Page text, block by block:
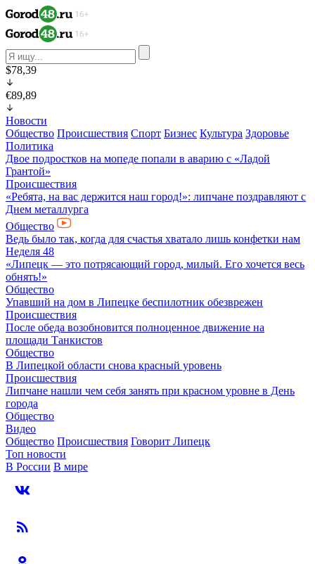
$78,39
€89,89
Новости
Общество Происшествия Спорт Бизнес Культура Здоровье
Политика
Двое подростков на мопеде попали в аварию с «Ладой
Грантой»
Происшествия
«Ребята, на вас держится наш город!»: липчане поздравляют с
Днем металлурга
Общество
Ведь было так, когда для счастья хватало лишь конфетки нам
Неделя 48
«Липецк — это потрясающий город, милый. Его хочется весь
обнять!»
Общество
Упавший на дом в Липецке беспилотник обезврежен
Происшествия
После обеда возобновится полноценное движение на
площади Танкистов
Общество
В Липецкой области снова красный уровень
Происшествия
Липчане нашли чем себя занять при красном уровне в День
города
Общество
Видео
Общество Происшествия Говорит Липецк
Топ новости
В России В мире